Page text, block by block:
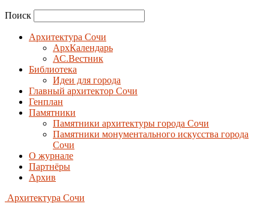
Поиск
Архитектура Сочи
АрхКалендарь
АС.Вестник
Библиотека
Идеи для города
Главный архитектор Сочи
Генплан
Памятники
Памятники архитектуры города Сочи
Памятники монументального искусства города
Сочи
О журнале
Партнёры
Архив
Архитектура Сочи